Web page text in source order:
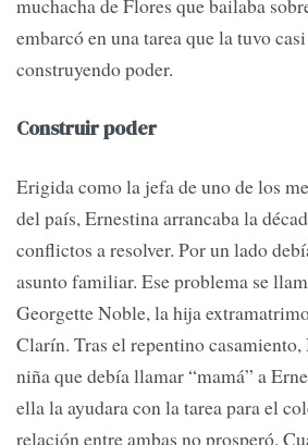
muchacha de Flores que bailaba
embarcó en una tarea que la tuvo
construyendo poder.
Construir poder
Erigida como la jefa de uno de los
del país, Ernestina arrancaba la
conflictos a resolver. Por un lado
asunto familiar. Ese problema se
Georgette Noble, la hija
Clarín. Tras el repentino
niña que debía llamar “mamá” a
ella la ayudara con la tarea para el
relación entre ambas no prosperó.